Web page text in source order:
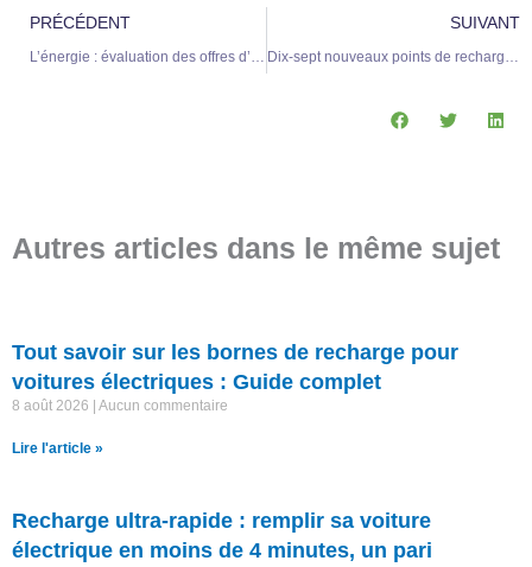
Précédent
PRÉCÉDENT SUIVANT
Autres articles dans le même sujet
Tout savoir sur les bornes de recharge pour
voitures électriques : Guide complet
8 août 2026 Aucun commentaire
Lire l'article »
Recharge ultra-rapide : remplir sa voiture
électrique en moins de 4 minutes, un pari